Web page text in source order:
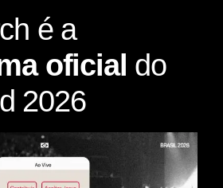
é a
oficial do
2026